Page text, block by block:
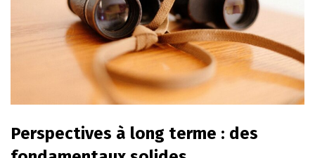
Perspectives à long terme : des